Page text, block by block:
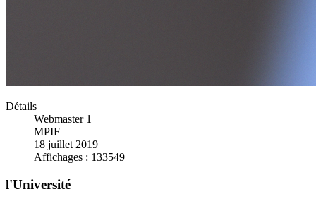
Détails
Webmaster 1
MPIF
18 juillet 2019
Affichages : 133549
l'Université